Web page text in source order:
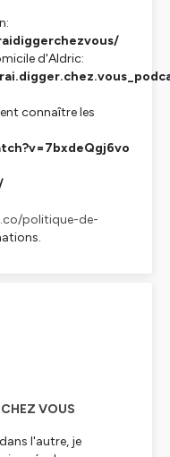
d'Aldric:
connaître les
politique-de-
VOUS
l'autre, je